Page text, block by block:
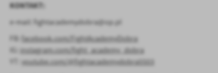
KONTAKT:
e-mail: fightacademydobra@op.pl
facebook.com/FightAcademyDobra
instagram.com/fight_academy_dobra
youtube.com/@fightacademydobra5503